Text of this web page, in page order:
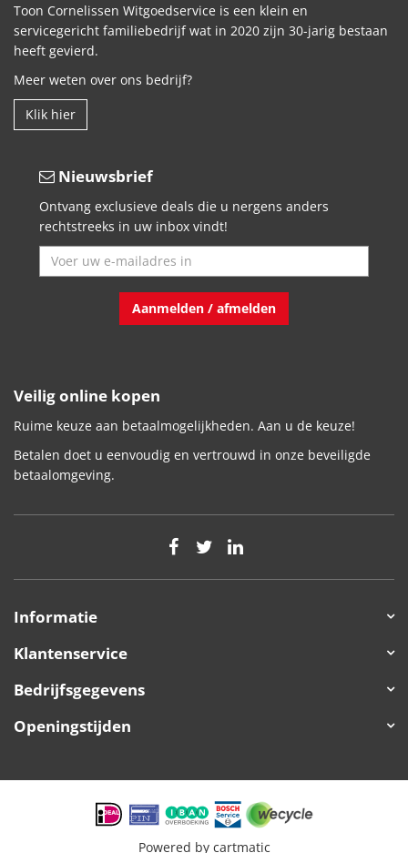
Toon Cornelissen Witgoedservice is een klein en
servicegericht familiebedrijf wat in 2020 zijn 30-jarig bestaan
heeft gevierd.
Meer weten over ons bedrijf?
Klik hier
Nieuwsbrief
Ontvang exclusieve deals die u nergens anders
rechtstreeks in uw inbox vindt!
Aanmelden / afmelden
Veilig online kopen
Ruime keuze aan betaalmogelijkheden. Aan u de keuze!
Betalen doet u eenvoudig en vertrouwd in onze beveiligde
betaalomgeving.
Informatie
Klantenservice
Bedrijfsgegevens
Openingstijden
Powered by cartmatic